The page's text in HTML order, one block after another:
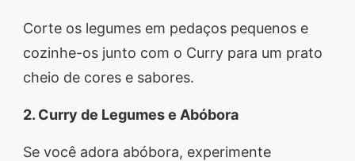
Corte os legumes em pedaços pequenos e
cozinhe-os junto com o Curry para um prato
cheio de cores e sabores.
2. Curry de Legumes e Abóbora
Se você adora abóbora, experimente